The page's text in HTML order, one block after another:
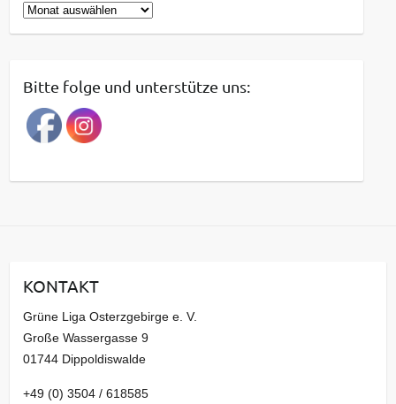
B
e
r
a
g
a
v
Bitte folge und unterstütze uns:
KONTAKT
Grüne Liga Osterzgebirge e. V.
Große Wassergasse 9
01744 Dippoldiswalde
+49 (0) 3504 / 618585